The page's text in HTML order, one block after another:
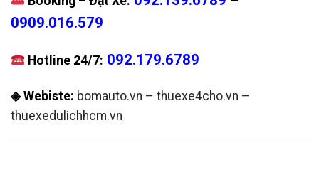
0909.016.579
Hotline 24/7: 092.179.6789
◈ Webiste: bomauto.vn – thuexe4cho.vn –
thuexedulichhcm.vn